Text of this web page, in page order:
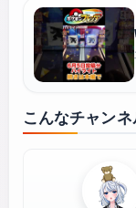
こんなチャン